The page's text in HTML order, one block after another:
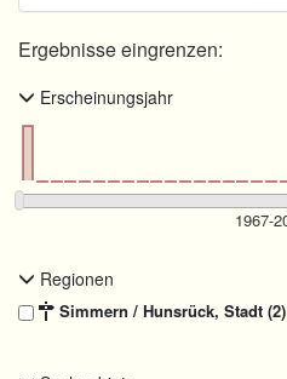
Ergebnisse eingrenzen:
Erscheinungsjahr
Regionen
Simmern / Hunsrück, Stadt (2)